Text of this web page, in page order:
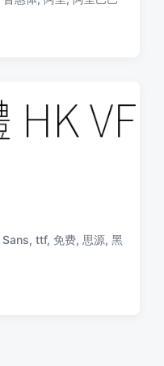
Sans, ttf, 免费, 思源, 黑